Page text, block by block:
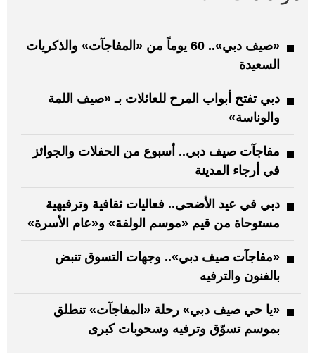
«صيف دبي».. 60 يوماً من «المفاجآت» والذكريات
السعيدة
دبي تفتح أبواب المرح للعائلات بـ «صيف اللمة
والوناسة»
مفاجآت صيف دبي.. أسبوع من الحفلات والجوائز
في أرجاء المدينة
دبي في عيد الأضحى.. فعاليات ثقافية وترفيهية
مستوحاة من قيم «موسم الولفة» و«عام الأسرة»
«مفاجآت صيف دبي».. وجهات التسوق تنبض
بالفنون والترفيه
«يا حي صيف دبي» رحلة «المفاجآت» تنطلق
بموسم تسوّق وترفيه وسحوبات كبرى